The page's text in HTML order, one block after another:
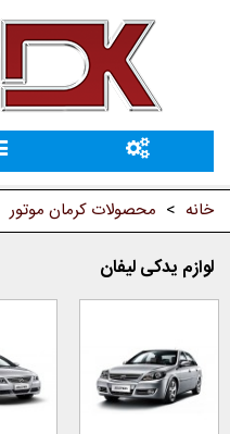
خانه > محصولات کرمان موتور
لوازم یدکی لیفان